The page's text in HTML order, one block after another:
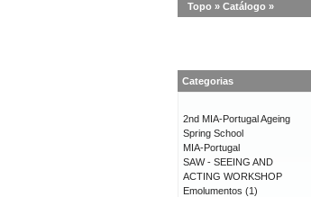
Topo » Catálogo »
Categorias
2nd MIA-Portugal Ageing
Spring School
MIA-Portugal
SAW - SEEING AND
ACTING WORKSHOP
Emolumentos (1)